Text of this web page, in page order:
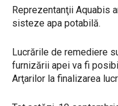
Reprezentanţii Aquabis
sisteze apa potabilă.
Lucrările de remediere
furnizării apei va fi
Arţarilor la finalizarea